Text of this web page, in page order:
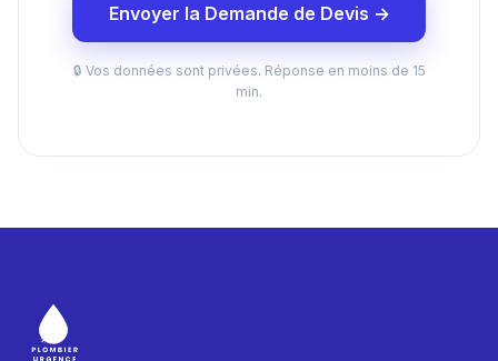
Envoyer la Demande de Devis →
🔒 Vos données sont privées. Réponse en moins de 15
min.